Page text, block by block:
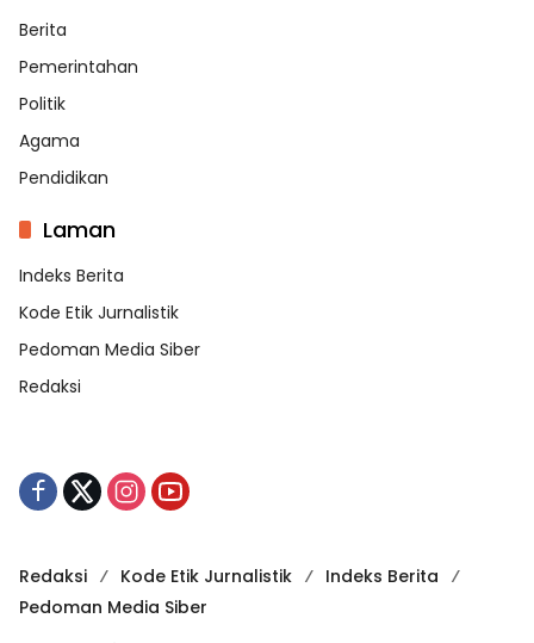
Berita
Pemerintahan
Politik
Agama
Pendidikan
Laman
Indeks Berita
Kode Etik Jurnalistik
Pedoman Media Siber
Redaksi
Redaksi Kode Etik Jurnalistik
Indeks Berita
Pedoman Media Siber